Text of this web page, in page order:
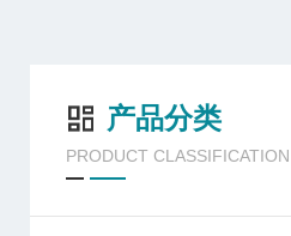
产品分类
PRODUCT CLASSIFICATION